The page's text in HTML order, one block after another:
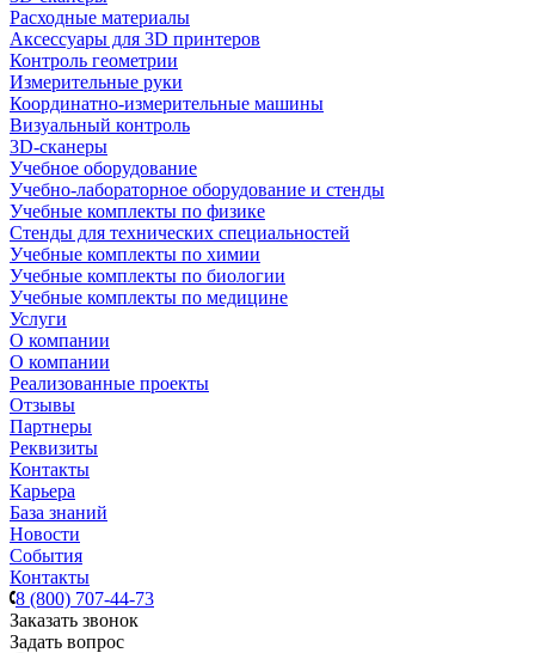
Расходные материалы
Аксессуары для 3D принтеров
Контроль геометрии
Измерительные руки
Координатно-измерительные машины
Визуальный контроль
3D-сканеры
Учебное оборудование
Учебно-лабораторное оборудование и стенды
Учебные комплекты по физике
Стенды для технических специальностей
Учебные комплекты по химии
Учебные комплекты по биологии
Учебные комплекты по медицине
Услуги
О компании
О компании
Реализованные проекты
Отзывы
Партнеры
Реквизиты
Контакты
Карьера
База знаний
Новости
События
Контакты
8 (800) 707-44-73
Заказать звонок
Задать вопрос